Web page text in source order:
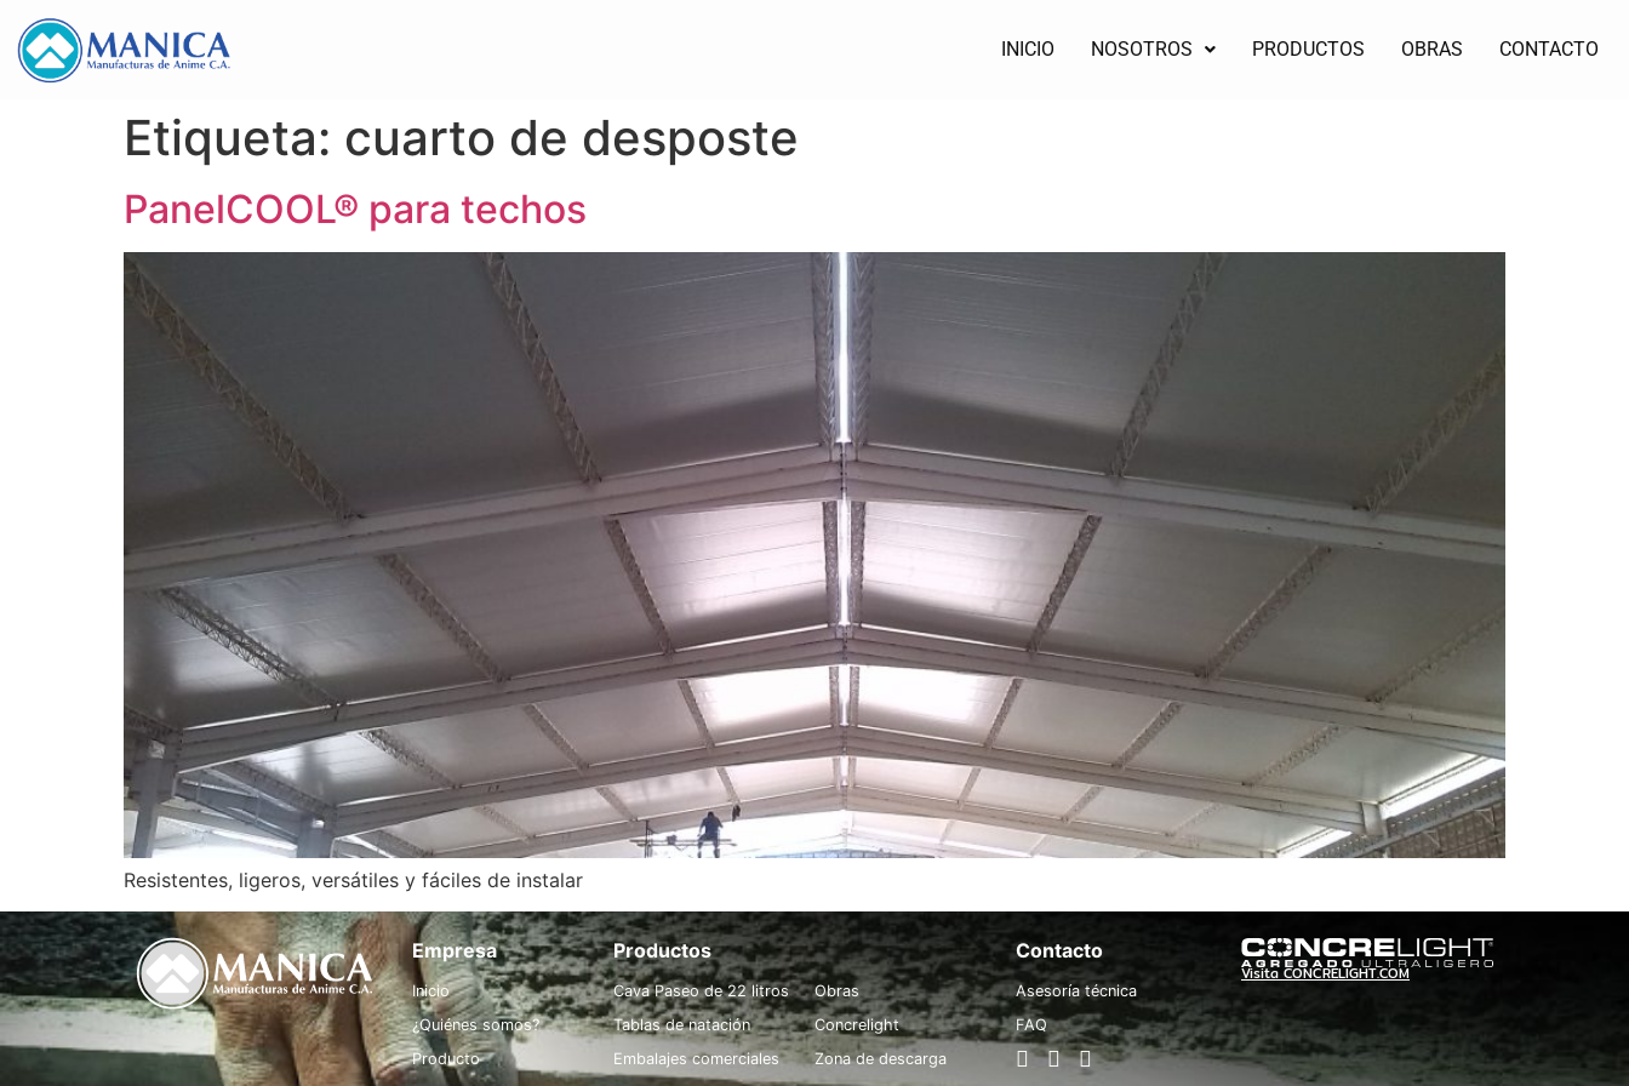
INICIO NOSOTROS PRODUCTOS OBRAS CONTACTO
Etiqueta: cuarto de desposte
PanelCOOL® para techos
Resistentes, ligeros, versátiles y fáciles de instalar
Empresa
Inicio
¿Quiénes somos?
Producto
Productos
Cava Paseo de 22 litros
Tablas de natación
Embalajes comerciales
.
Obras
Concrelight
Zona de descarga
Contacto
Asesoría técnica
FAQ
Visita CONCRELIGHT.COM